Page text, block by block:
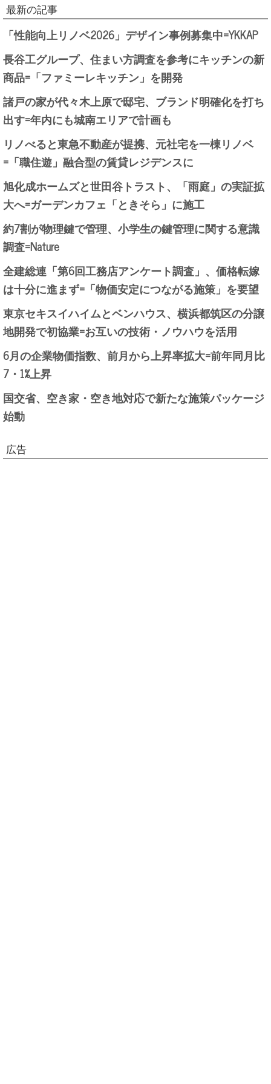
最新の記事
「性能向上リノベ2026」デザイン事例募集中=YKKAP
長谷工グループ、住まい方調査を参考にキッチンの新
商品=「ファミーレキッチン」を開発
諸戸の家が代々木上原で邸宅、ブランド明確化を打ち
出す=年内にも城南エリアで計画も
リノべると東急不動産が提携、元社宅を一棟リノベ
=「職住遊」融合型の賃貸レジデンスに
旭化成ホームズと世田谷トラスト、「雨庭」の実証拡
大へ=ガーデンカフェ「ときそら」に施工
約7割が物理鍵で管理、小学生の鍵管理に関する意識
調査=Nature
全建総連「第6回工務店アンケート調査」、価格転嫁
は十分に進まず=「物価安定につながる施策」を要望
東京セキスイハイムとベンハウス、横浜都筑区の分譲
地開発で初協業=お互いの技術・ノウハウを活用
6月の企業物価指数、前月から上昇率拡大=前年同月比
7・1%上昇
国交省、空き家・空き地対応で新たな施策パッケージ
始動
広告